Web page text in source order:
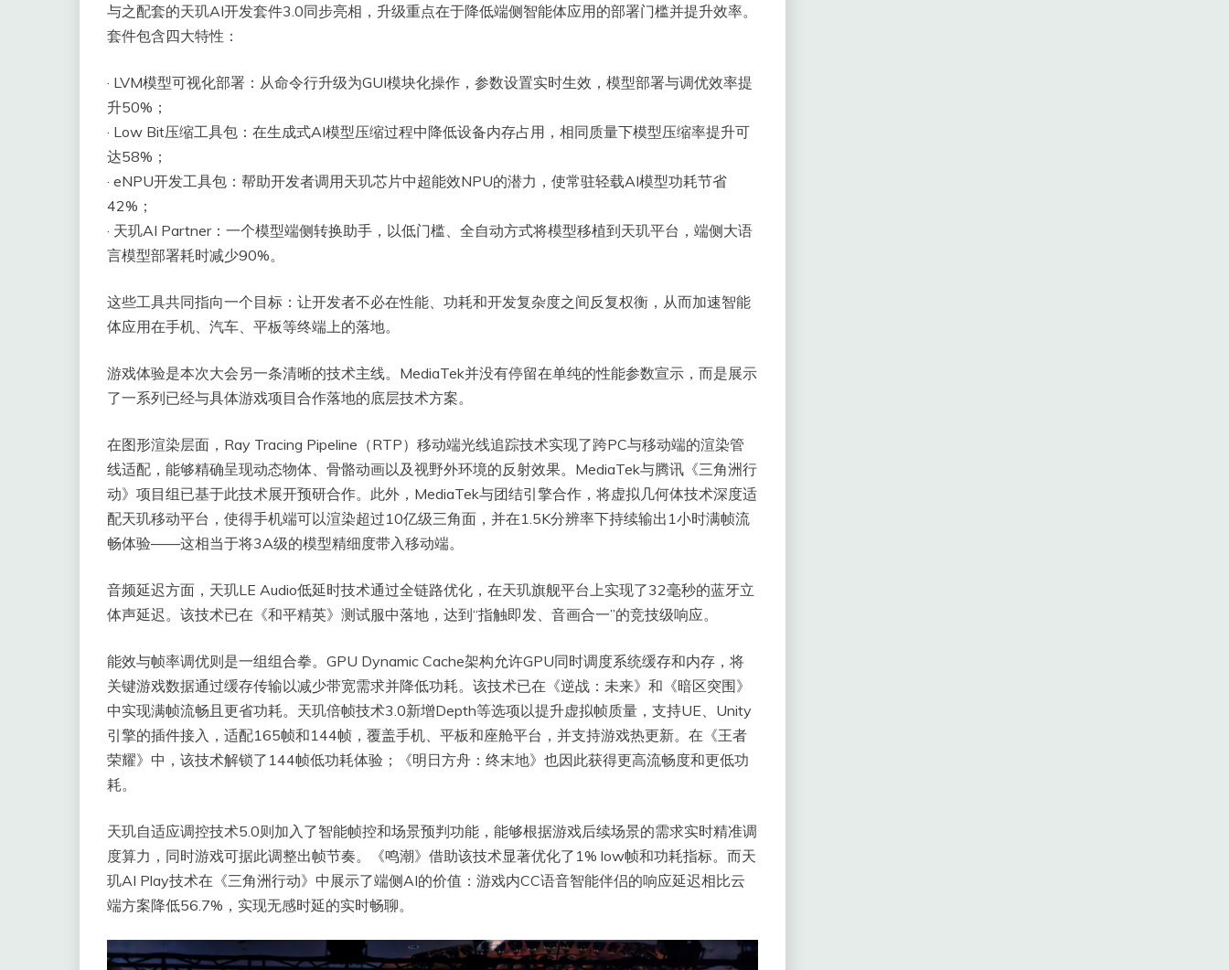
与之配套的天玑AI开发套件3.0同步亮相，升级重点在于降低端侧智能体应用的部署门槛并提升效率。
套件包含四大特性：
· LVM模型可视化部署：从命令行升级为GUI模块化操作，参数设置实时生效，模型部署与调优效率提
升50%；
· Low Bit压缩工具包：在生成式AI模型压缩过程中降低设备内存占用，相同质量下模型压缩率提升可
达58%；
· eNPU开发工具包：帮助开发者调用天玑芯片中超能效NPU的潜力，使常驻轻载AI模型功耗节省
42%；
· 天玑AI Partner：一个模型端侧转换助手，以低门槛、全自动方式将模型移植到天玑平台，端侧大语
言模型部署耗时减少90%。
这些工具共同指向一个目标：让开发者不必在性能、功耗和开发复杂度之间反复权衡，从而加速智能
体应用在手机、汽车、平板等终端上的落地。
游戏体验是本次大会另一条清晰的技术主线。MediaTek并没有停留在单纯的性能参数宣示，而是展示
了一系列已经与具体游戏项目合作落地的底层技术方案。
在图形渲染层面，Ray Tracing Pipeline（RTP）移动端光线追踪技术实现了跨PC与移动端的渲染管
线适配，能够精确呈现动态物体、骨骼动画以及视野外环境的反射效果。MediaTek与腾讯《三角洲行
动》项目组已基于此技术展开预研合作。此外，MediaTek与团结引擎合作，将虚拟几何体技术深度适
配天玑移动平台，使得手机端可以渲染超过10亿级三角面，并在1.5K分辨率下持续输出1小时满帧流
畅体验——这相当于将3A级的模型精细度带入移动端。
音频延迟方面，天玑LE Audio低延时技术通过全链路优化，在天玑旗舰平台上实现了32毫秒的蓝牙立
体声延迟。该技术已在《和平精英》测试服中落地，达到“指触即发、音画合一”的竞技级响应。
能效与帧率调优则是一组组合拳。GPU Dynamic Cache架构允许GPU同时调度系统缓存和内存，将
关键游戏数据通过缓存传输以减少带宽需求并降低功耗。该技术已在《逆战：未来》和《暗区突围》
中实现满帧流畅且更省功耗。天玑倍帧技术3.0新增Depth等选项以提升虚拟帧质量，支持UE、Unity
引擎的插件接入，适配165帧和144帧，覆盖手机、平板和座舱平台，并支持游戏热更新。在《王者
荣耀》中，该技术解锁了144帧低功耗体验；《明日方舟：终末地》也因此获得更高流畅度和更低功
耗。
天玑自适应调控技术5.0则加入了智能帧控和场景预判功能，能够根据游戏后续场景的需求实时精准调
度算力，同时游戏可据此调整出帧节奏。《鸣潮》借助该技术显著优化了1% low帧和功耗指标。而天
玑AI Play技术在《三角洲行动》中展示了端侧AI的价值：游戏内CC语音智能伴侣的响应延迟相比云
端方案降低56.7%，实现无感时延的实时畅聊。